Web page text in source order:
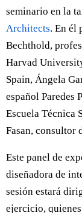
seminario en la
Architects. En él
Bechthold,
Harvad
Spain, Ángela
español Paredes
Escuela Técnica
Fasan, consultor
Este panel de
diseñadora de
sesión estará
ejercicio,